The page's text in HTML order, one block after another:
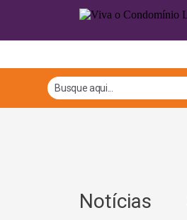
Notícias